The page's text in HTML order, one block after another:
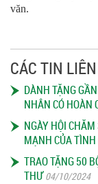
văn.
CÁC TIN
DÀNH TẶNG
NHÂN CÓ
NGÀY HỘI
MẠNH CỦA
TRAO TẶNG 50
THƯ04/10/2024